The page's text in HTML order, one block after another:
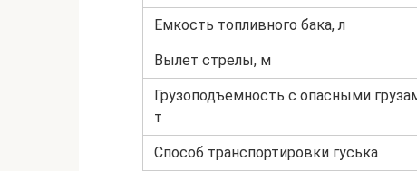
Емкость топливного бака, л
Вылет стрелы, м
Грузоподъемность с опасными
т
Способ транспортировки гуська